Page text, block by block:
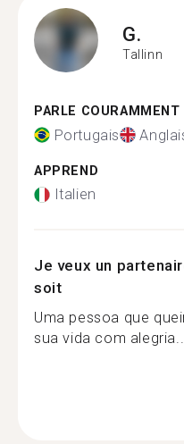
G.
Tallinn
PARLE COURAMMENT
Portugais
APPREND
Italien
Je veux un
soit
Uma pessoa que
sua vida com